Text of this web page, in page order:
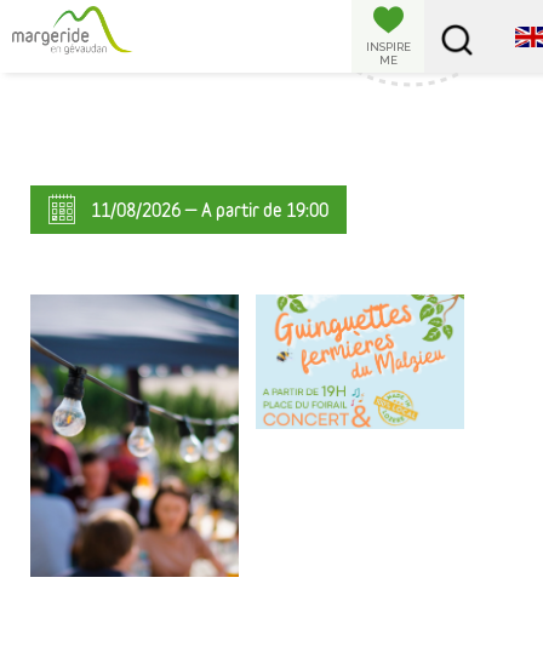
INSPIRE
ME
11/08/2026 — A partir de 19:00
Cookies management panel